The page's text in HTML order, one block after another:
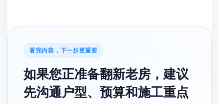
看完内容，下一步更重要
如果您正准备翻新老房，建议
先沟通户型、预算和施工重点